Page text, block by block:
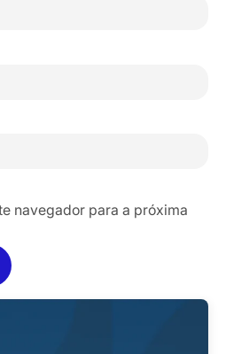
navegador para a próxima